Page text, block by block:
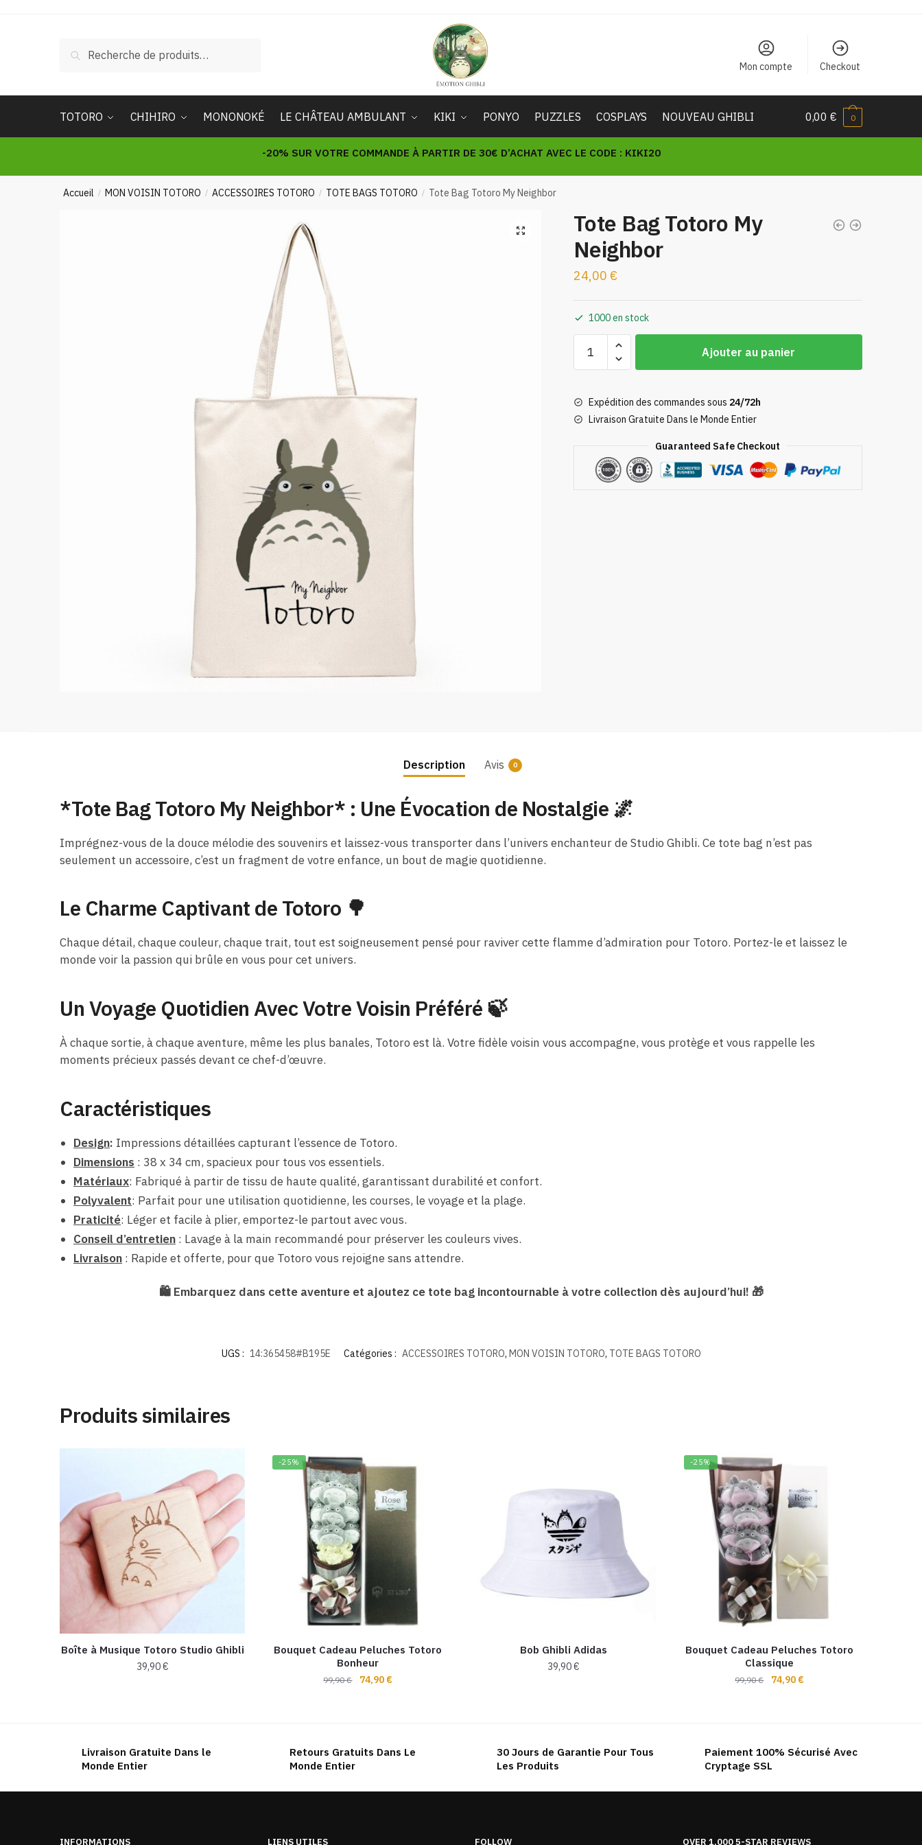
pour :
Recherche
Mon compte Checkout
TOTORO CHIHIRO MONONOKÉ LE CHÂTEAU AMBULANT KIKI PONYO PUZZLES COSPLAYS NOUVEAU GHIBLI 0,00€ 0
-20% SUR VOTRE COMMANDE À PARTIR DE 30€ D’ACHAT AVEC LE CODE : KIKI20
Accueil / MON VOISIN TOTORO / ACCESSOIRES TOTORO / TOTE BAGS TOTORO / Tote Bag Totoro My Neighbor
🔍
Tote Bag Totoro My
Neighbor
24,00 €
1000 en stock
Totoro
My
Ajouter au panier
Expédition des commandes sous 24/72h
Livraison Gratuite Dans le Monde Entier
Guaranteed Safe Checkout
Description Avis 0
*Tote Bag Totoro My Neighbor* : Une Évocation de Nostalgie 🌌
Imprégnez-vous de la douce mélodie des souvenirs et laissez-vous transporter dans l’univers enchanteur de Studio Ghibli. Ce tote bag n’est pas
seulement un accessoire, c’est un fragment de votre enfance, un bout de magie quotidienne.
Le Charme Captivant de Totoro 🌳
Chaque détail, chaque couleur, chaque trait, tout est soigneusement pensé pour raviver cette flamme d’admiration pour Totoro. Portez-le et laissez le
monde voir la passion qui brûle en vous pour cet univers.
Un Voyage Quotidien Avec Votre Voisin Préféré 🍃
À chaque sortie, à chaque aventure, même les plus banales, Totoro est là. Votre fidèle voisin vous accompagne, vous protège et vous rappelle les
moments précieux passés devant ce chef-d’œuvre.
Caractéristiques
Design: Impressions détaillées capturant l’essence de Totoro.
Dimensions : 38 x 34 cm, spacieux pour tous vos essentiels.
Matériaux: Fabriqué à partir de tissu de haute qualité, garantissant durabilité et confort.
Polyvalent: Parfait pour une utilisation quotidienne, les courses, le voyage et la plage.
Praticité: Léger et facile à plier, emportez-le partout avec vous.
Conseil d’entretien : Lavage à la main recommandé pour préserver les couleurs vives.
Livraison : Rapide et offerte, pour que Totoro vous rejoigne sans attendre.
🛍 Embarquez dans cette aventure et ajoutez ce tote bag incontournable à votre collection dès aujourd’hui! 🎁
UGS : 14:365458#B195E Catégories : ACCESSOIRES TOTORO, MON VOISIN TOTORO, TOTE BAGS TOTORO
Produits similaires
Boîte à Musique Totoro Studio Ghibli
39,90€
-25%
Bouquet Cadeau Peluches Totoro
Bonheur
99,90€
Le
74,90 €Le
Bob Ghibli Adidas
39,90€
variations.
options
-25%
Bouquet Cadeau Peluches Totoro
Classique
99,90€
Le
74,90 €Le
Livraison Gratuite Dans le
Monde Entier
Retours Gratuits Dans Le
Monde Entier
30 Jours de Garantie Pour Tous
Les Produits
Paiement 100% Sécurisé Avec
Cryptage SSL
INFORMATIONS LIENS UTILES FOLLOW OVER 1,000 5-STAR REVIEWS